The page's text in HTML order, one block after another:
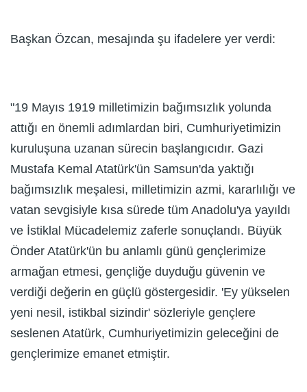
Başkan Özcan, mesajında şu ifadelere yer verdi:
"19 Mayıs 1919 milletimizin bağımsızlık yolunda
attığı en önemli adımlardan biri, Cumhuriyetimizin
kuruluşuna uzanan sürecin başlangıcıdır. Gazi
Mustafa Kemal Atatürk'ün Samsun'da yaktığı
bağımsızlık meşalesi, milletimizin azmi, kararlılığı ve
vatan sevgisiyle kısa sürede tüm Anadolu'ya yayıldı
ve İstiklal Mücadelemiz zaferle sonuçlandı. Büyük
Önder Atatürk'ün bu anlamlı günü gençlerimize
armağan etmesi, gençliğe duyduğu güvenin ve
verdiği değerin en güçlü göstergesidir. 'Ey yükselen
yeni nesil, istikbal sizindir' sözleriyle gençlere
seslenen Atatürk, Cumhuriyetimizin geleceğini de
gençlerimize emanet etmiştir.